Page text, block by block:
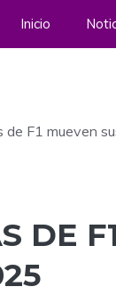
Inicio
de F1 mueven
DE